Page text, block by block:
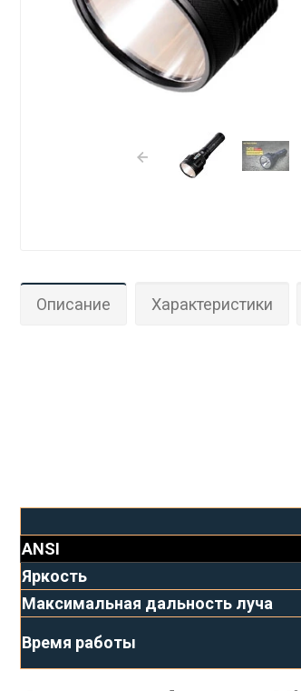
Описание Характеристики
ANSI
Яркость
Максимальная дальность луча
Время работы